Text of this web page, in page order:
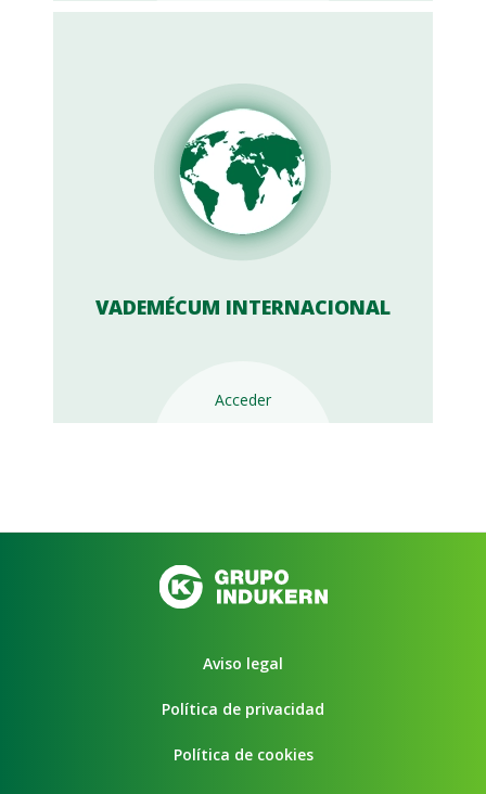
VADEMÉCUM INTERNACIONAL
Acceder
Aviso legal
Política de privacidad
Política de cookies